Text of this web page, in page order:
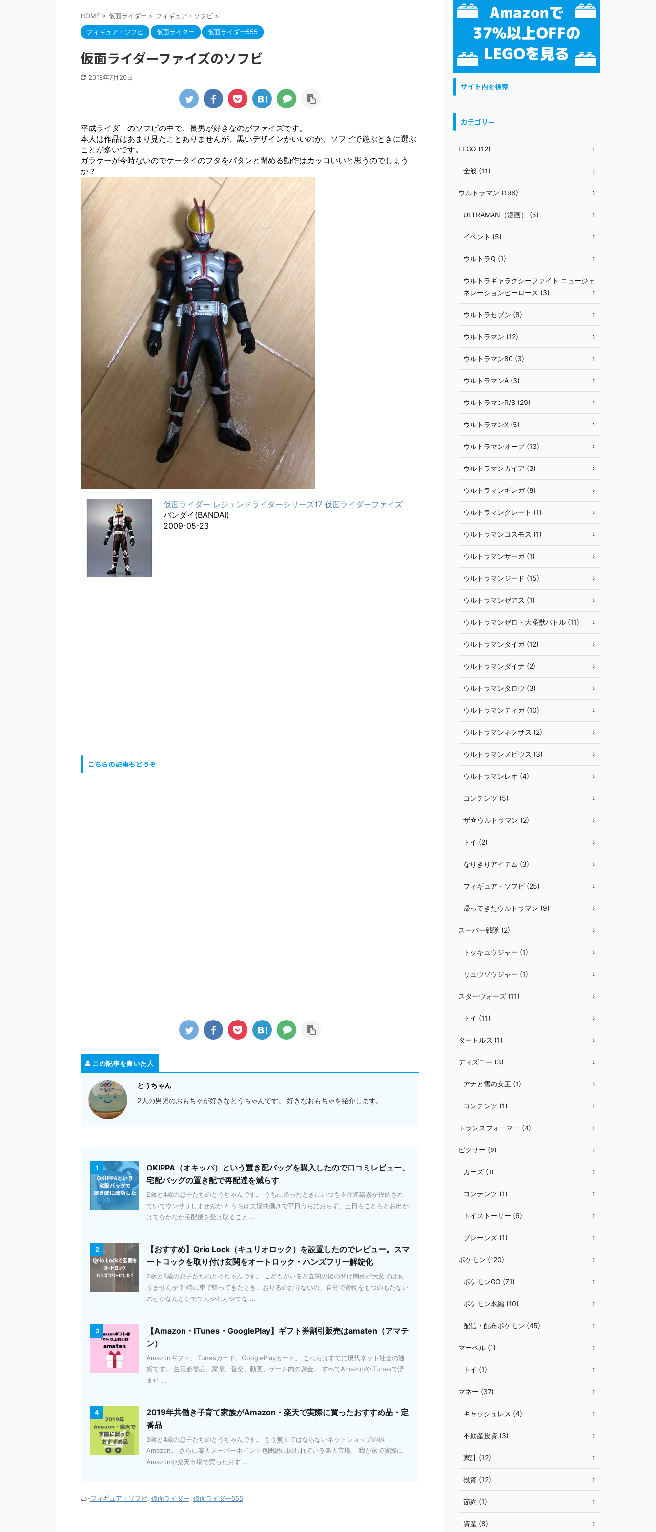
HOME > 仮面ライダー > フィギュア・ソフビ >
フィギュア・ソフビ 仮面ライダー 仮面ライダー555
仮面ライダーファイズのソフビ
2019年7月20日
平成ライダーのソフビの中で、長男が好きなのがファイズです。
本人は作品はあまり見たことありませんが、黒いデザインがいいのか、ソフビで遊ぶときに選ぶ
ことが多いです。
ガラケーが今時ないのでケータイのフタをパタンと閉める動作はカッコいいと思うのでしょう
か？
仮面ライダー レジェンドライダーシリーズ17 仮面ライダーファイズ
バンダイ(BANDAI)
2009-05-23
こちらの記事もどうぞ
この記事を書いた人
とうちゃん
2人の男児のおもちゃが好きなとうちゃんです。 好きなおもちゃを紹介します。
1
OKIPPA（オキッパ）という置き配バッグを購入したので口コミレビュー。
宅配バッグの置き配で再配達を減らす
2歳と4歳の息子たちのとうちゃんです。 うちに帰ったときにいつも不在連絡票が投函され
ていてウンザリしませんか？ うちは夫婦共働きで平日うちにおらず、土日もこどもとお出か
けでなかなか宅配便を受け取ること ...
2
【おすすめ】Qrio Lock（キュリオロック）を設置したのでレビュー。スマ
ートロックを取り付け玄関をオートロック・ハンズフリー解錠化
2歳と3歳の息子たちのとうちゃんです。 こどもがいると玄関の鍵の開け閉めが大変ではあ
りませんか？ 特に車で帰ってきたとき、おりるのおりないの、自分で荷物をもつのもたない
のとかなんとかでてんやわんやでな ...
3
【Amazon・ITunes・GooglePlay】ギフト券割引販売はamaten（アマテ
ン）
Amazonギフト、iTunesカード、GooglePlayカード。 これらはすでに現代ネット社会の通
貨です。 生活必需品、家電、音楽、動画、ゲーム内の課金。 すべてAmazonやiTunesで済
ませ ...
4
2019年共働き子育て家族がAmazon・楽天で実際に買ったおすすめ品・定
番品
3歳と4歳の息子たちのとうちゃんです。 もう無くてはならないネットショップの雄
Amazon。 さらに楽天スーパーポイント包囲網に囚われている楽天市場。 我が家で実際に
Amazonや楽天市場で買ったおす ...
-フィギュア・ソフビ, 仮面ライダー, 仮面ライダー555
サイト内を検索
カテゴリー
LEGO (12)
全般 (11)
ウルトラマン (198)
ULTRAMAN（漫画） (5)
イベント (5)
ウルトラQ (1)
ウルトラギャラクシーファイト ニュージェ
ネレーションヒーローズ (3)
ウルトラセブン (8)
ウルトラマン (12)
ウルトラマン80 (3)
ウルトラマンA (3)
ウルトラマンR/B (29)
ウルトラマンX (5)
ウルトラマンオーブ (13)
ウルトラマンガイア (3)
ウルトラマンギンガ (8)
ウルトラマングレート (1)
ウルトラマンコスモス (1)
ウルトラマンサーガ (1)
ウルトラマンジード (15)
ウルトラマンゼアス (1)
ウルトラマンゼロ・大怪獣バトル (11)
ウルトラマンタイガ (12)
ウルトラマンダイナ (2)
ウルトラマンタロウ (3)
ウルトラマンティガ (10)
ウルトラマンネクサス (2)
ウルトラマンメビウス (3)
ウルトラマンレオ (4)
コンテンツ (5)
ザ☆ウルトラマン (2)
トイ (2)
なりきりアイテム (3)
フィギュア・ソフビ (25)
帰ってきたウルトラマン (9)
スーパー戦隊 (2)
トッキュウジャー (1)
リュウソウジャー (1)
スターウォーズ (11)
トイ (11)
タートルズ (1)
ディズニー (3)
アナと雪の女王 (1)
コンテンツ (1)
トランスフォーマー (4)
ピクサー (9)
カーズ (1)
コンテンツ (1)
トイストーリー (6)
プレーンズ (1)
ポケモン (120)
ポケモンGO (71)
ポケモン本編 (10)
配信・配布ポケモン (45)
マーベル (1)
トイ (1)
マネー (37)
キャッシュレス (4)
不動産投資 (3)
家計 (12)
投資 (12)
節約 (1)
資産 (8)